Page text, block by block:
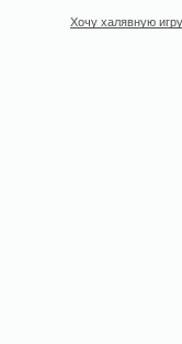
Хочу халявную игру